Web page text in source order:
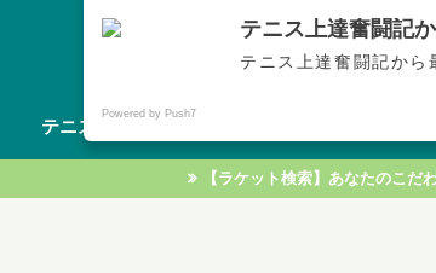
テニス
テニスギア
【ラケット検索】あなたのこだ
テニス上達奮闘記
テニス上達奮闘記から
Powered by Push7